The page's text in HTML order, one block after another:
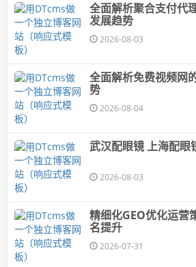
全面解析聚合支付代
发展趋势
2026-08-03
全面解析免费视频网
势
2026-08-04
武汉配眼镜 上海配眼
2026-08-03
精细化GEO优化运营
名提升
2026-07-31